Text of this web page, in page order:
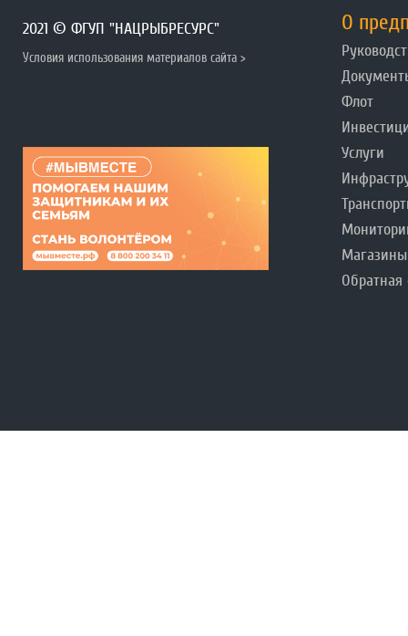
2021 © ФГУП "НАЦРЫБРЕСУРС"
Условия использования материалов сайта >
О
Флот
Услуги
Магазины
Обратная